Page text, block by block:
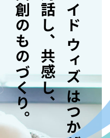
メイド ウィズ はつかぜ
対話し、共感し、
共創のものづくり。